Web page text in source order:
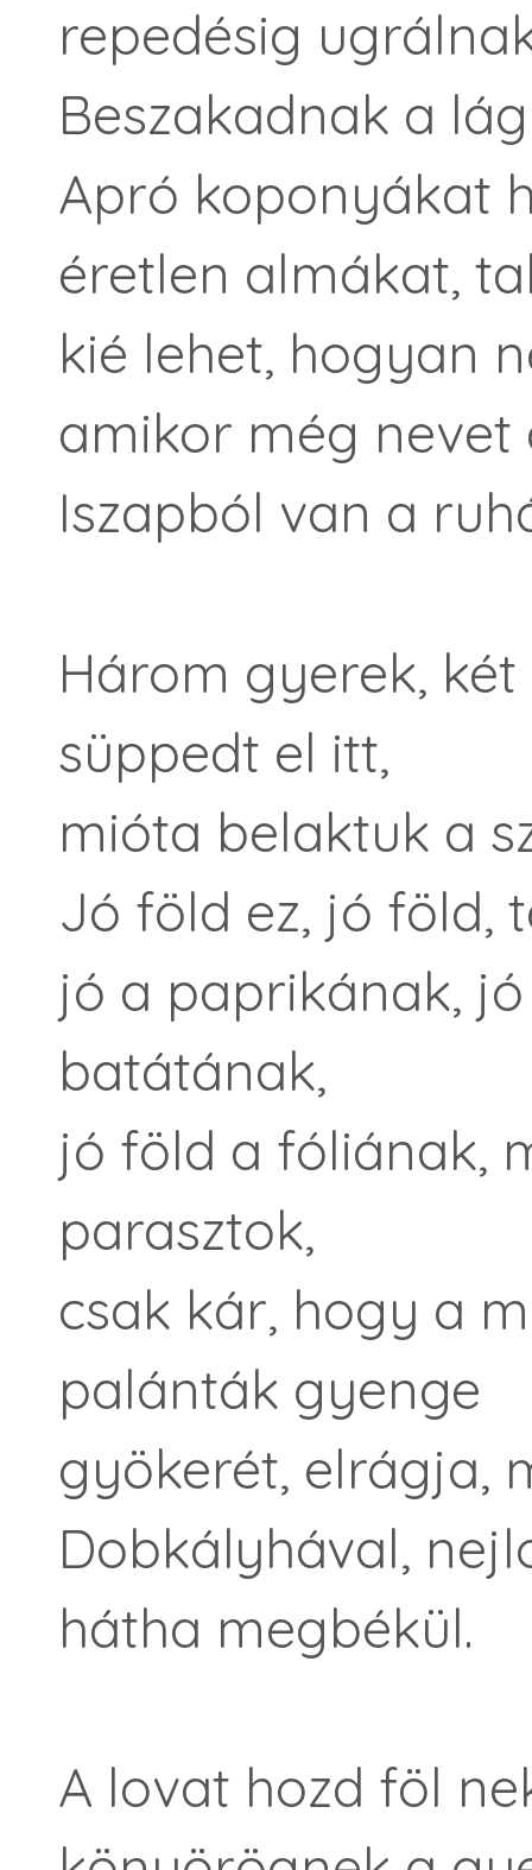
repedésig
Beszakadnak a
Apró koponyákat
éretlen almákat,
kié lehet, hogyan
amikor még
Iszapból van a
Három gyerek,
süppedt el itt,
mióta belaktuk a
Jó föld ez, jó föld,
jó a paprikának,
batátának,
jó föld a fóliának,
parasztok,
csak kár, hogy a
palánták gyenge
gyökerét, elrágja,
Dobkályhával,
hátha megbékül.
A lovat hozd föl